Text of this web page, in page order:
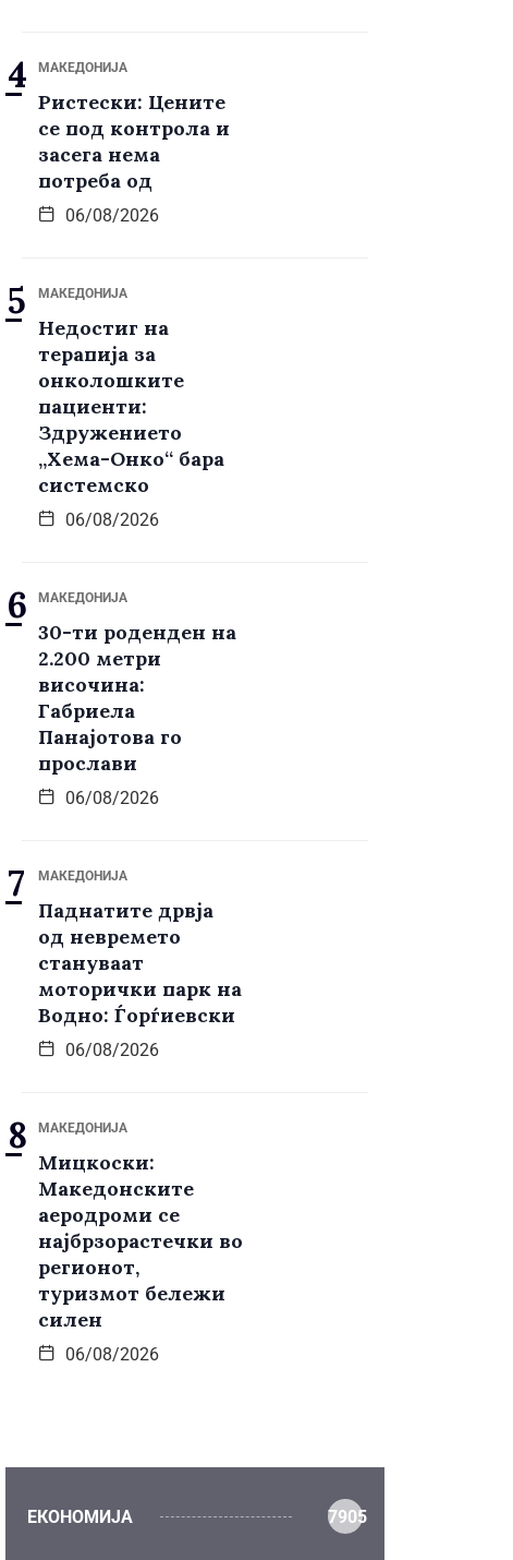
МАКЕДОНИЈА
Ристески: Цените
се под контрола и
засега нема
потреба од
06/08/2026
МАКЕДОНИЈА
Недостиг на
терапија за
онколошките
пациенти:
Здружението
„Хема-Онко“ бара
системско
06/08/2026
МАКЕДОНИЈА
30-ти роденден на
2.200 метри
височина:
Габриела
Панајотова го
прослави
06/08/2026
МАКЕДОНИЈА
Паднатите дрвја
од невремето
стануваат
моторички парк на
Водно: Ѓорѓиевски
06/08/2026
МАКЕДОНИЈА
Мицкоски:
Македонските
аеродроми се
најбрзорастечки во
регионот,
туризмот бележи
силен
06/08/2026
ЕКОНОМИЈА 7905